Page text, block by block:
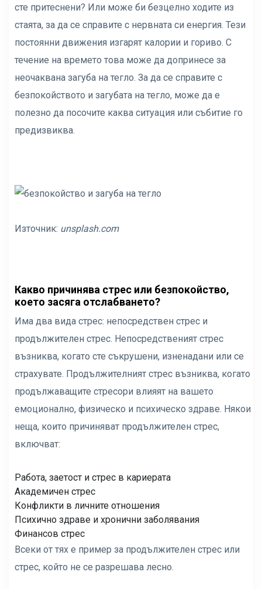
сте притеснени? Или може би безцелно ходите из
стаята, за да се справите с нервната си енергия. Тези
постоянни движения изгарят калории и гориво. С
течение на времето това може да допринесе за
неочаквана загуба на тегло. За да се справите с
безпокойството и загубата на тегло, може да е
полезно да посочите каква ситуация или събитие го
предизвиква.
Източник: unsplash.com
Какво причинява стрес или безпокойство,
което засяга отслабването?
Има два вида стрес: непосредствен стрес и
продължителен стрес. Непосредственият стрес
възниква, когато сте съкрушени, изненадани или се
страхувате. Продължителният стрес възниква, когато
продължаващите стресори влияят на вашето
емоционално, физическо и психическо здраве. Някои
неща, които причиняват продължителен стрес,
включват:
Работа, заетост и стрес в кариерата
Академичен стрес
Конфликти в личните отношения
Психично здраве и хронични заболявания
Финансов стрес
Всеки от тях е пример за продължителен стрес или
стрес, който не се разрешава лесно.